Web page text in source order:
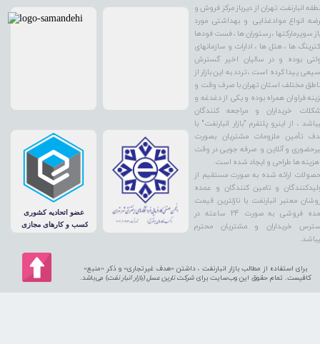
انبارنفت تهران از دیرباز مرکز فروش و
انواع موادغذایی و بهداشتی مورد
سوپرمارکتها ، رستوران ها ، فست فودها
ها ، هتل ها ، ادارات و سازمانهای
بوده و در سالیان اخیر گسترش
پیدا کرده است ، تردد به این بازار از
مختلف استان تهران با صرف وقت و
فراوان همراه بوده و یکی از دغدغه و
خریداران و مراجعه کنندگان
، از اینرو پلتفرم "بازار انبارنفت" با
تأمین ملزومات مشتریان بصورت
و آنلاین و صرفه جویی در وقت
ها طراحی و ایجاد شده است.
ارائه شده به صورت مستقیم از
و تامین کنندگان و عمده
معتبر انبارنفت با نازلترین قیمت
عمده فروشی به صورت 24 ساعته در
خریداران و مشتریان محترم
برای استفاده از مطالب بازار انبارنفت ، داشتن «هدف غیرتجاری» و ذکر «منبع»
کافیست. تمام حقوق اين وب‌سايت برای شرکت نارین عسل (بازار انبار نفت) می‌باشد.